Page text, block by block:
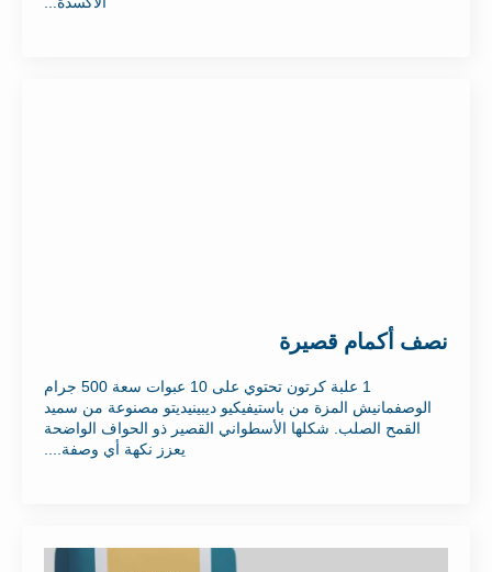
نصف أكمام قصيرة
1 علبة كرتون تحتوي على 10 عبوات سعة 500 جرام
الوصفمانيش المزة من باستيفيكيو ديبينيديتو مصنوعة من سميد
القمح الصلب. شكلها الأسطواني القصير ذو الحواف الواضحة
يعزز نكهة أي وصفة....